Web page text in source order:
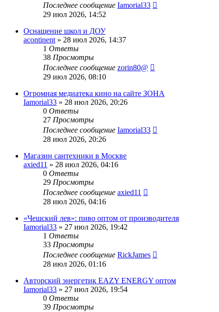
Последнее сообщение Iamorial33
29 июл 2026, 14:52
Оснащение школ и ДОУ
acontinent » 28 июл 2026, 14:37
1 Ответы
38 Просмотры
Последнее сообщение zorin80@
29 июл 2026, 08:10
Огромная медиатека кино на сайте ЗОНА
Iamorial33 » 28 июл 2026, 20:26
0 Ответы
27 Просмотры
Последнее сообщение Iamorial33
28 июл 2026, 20:26
Магазин сантехники в Москве
axied11 » 28 июл 2026, 04:16
0 Ответы
29 Просмотры
Последнее сообщение axied11
28 июл 2026, 04:16
«Чешский лев»: пиво оптом от производителя
Iamorial33 » 27 июл 2026, 19:42
1 Ответы
33 Просмотры
Последнее сообщение RickJames
28 июл 2026, 01:16
Авторский энергетик EAZY ENERGY оптом
Iamorial33 » 27 июл 2026, 19:54
0 Ответы
39 Просмотры